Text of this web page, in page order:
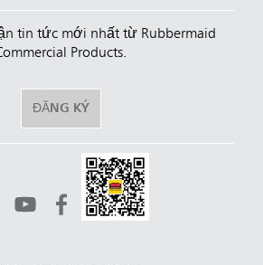
tin tức mới nhất từ Rubbermaid
Products.
ĐĂNG KÝ